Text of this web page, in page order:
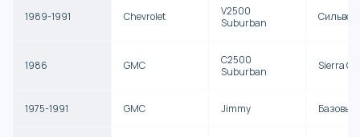
1989-1991 Chevrolet
V2500
Suburban
1986 GMC
C2500
Suburban
Sierra
1975-1991 GMC Jimmy Базовый